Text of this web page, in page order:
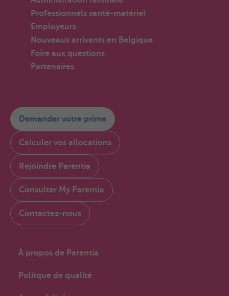
Professionnels santé-matériel
Employeurs
Nouveaux arrivants en Belgique
Foire aux questions
Partenaires
Demander votre prime
Calculer vos allocations
Rejoindre Parentia
Consulter My Parentia
Contactez-nous
À propos de Parentia
Politque de qualité